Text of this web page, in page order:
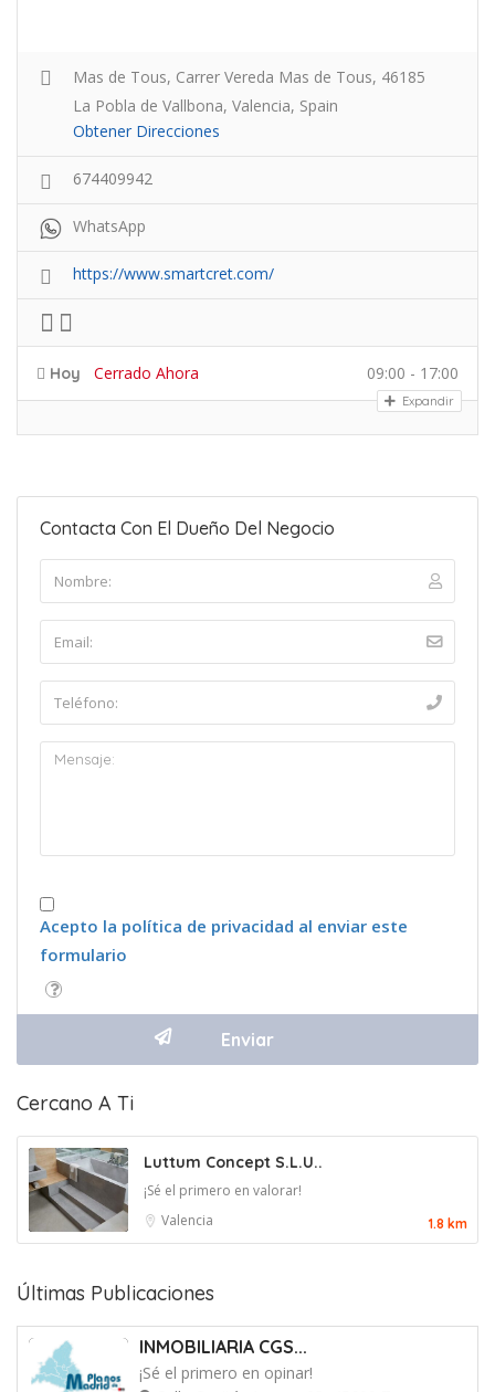
Mas de Tous, Carrer Vereda Mas de Tous, 46185
La Pobla de Vallbona, Valencia, Spain
Obtener Direcciones
674409942
WhatsApp
https://www.smartcret.com/
Hoy Cerrado Ahora 09:00 - 17:00
Expandir
Contacta Con El Dueño Del Negocio
Acepto la política de privacidad al enviar este
formulario
Cercano A Ti
Luttum Concept S.L.U..
¡Sé el primero en valorar!
Valencia
1.8 km
Últimas Publicaciones
INMOBILIARIA CGS...
¡Sé el primero en opinar!